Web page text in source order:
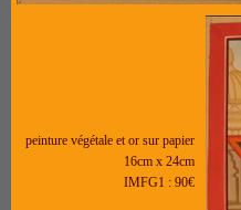
peinture végétale et or sur papier
16cm x 24cm
IMFG1 : 90€